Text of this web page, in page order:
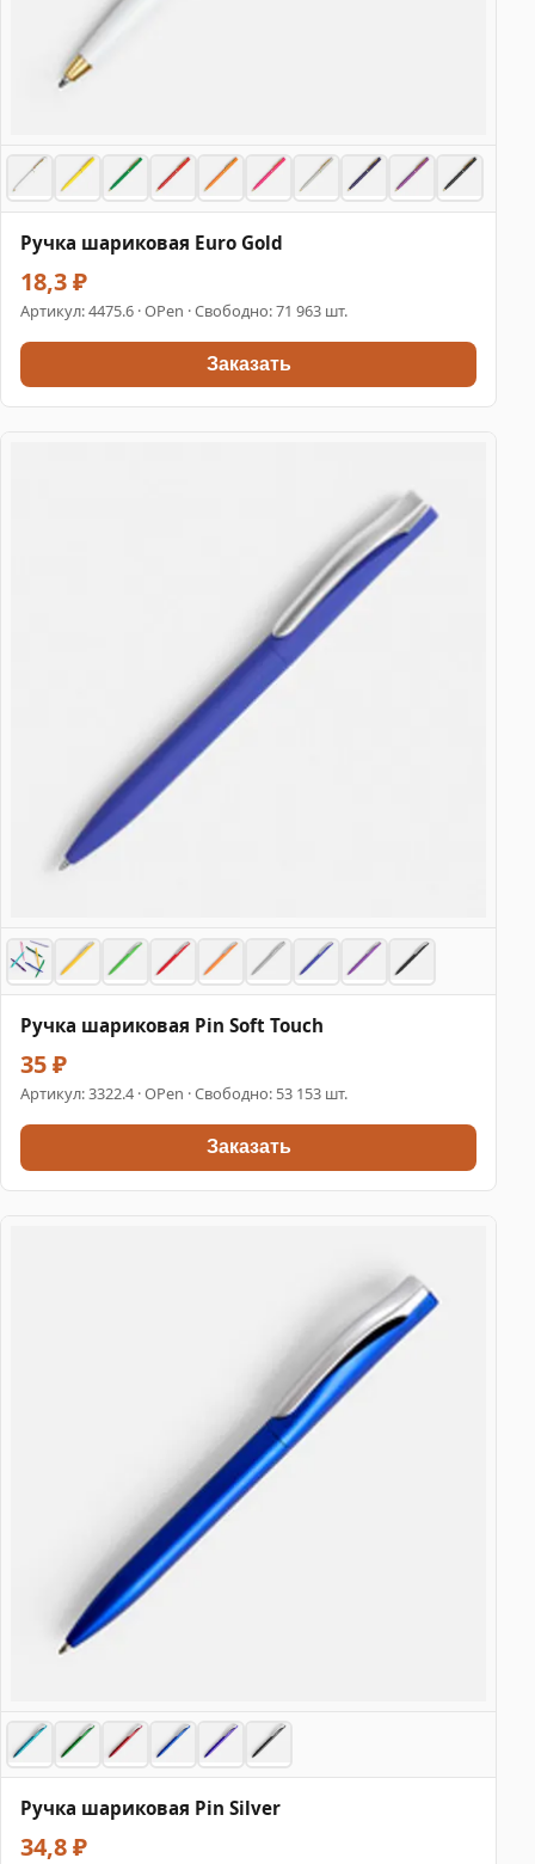
Ручка шариковая Euro Gold
18,3 ₽
Артикул:4475.6 · OPen · Свободно: 71 963 шт.
Заказать
Ручка шариковая Pin Soft Touch
35 ₽
Артикул:3322.4 · OPen · Свободно: 53 153 шт.
Заказать
Ручка шариковая Pin Silver
34,8 ₽